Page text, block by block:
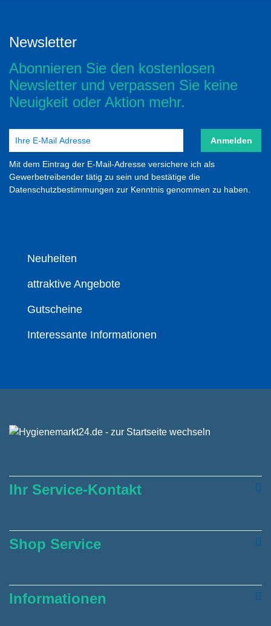
Newsletter
Abonnieren Sie den kostenlosen
Newsletter und verpassen Sie keine
Neuigkeit oder Aktion mehr.
Anmelden
Mit dem Eintrag der E-Mail-Adresse versichere ich als
Gewerbetreibender tätig zu sein und bestätige die
Datenschutzbestimmungen zur Kenntnis genommen zu haben.
Neuheiten
attraktive Angebote
Gutscheine
Interessante Informationen
Ihr Service-Kontakt
Shop Service
Informationen